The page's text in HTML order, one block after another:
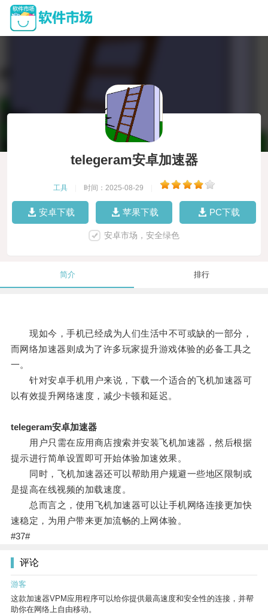
telegeram安卓加速器
工具 时间：2025-08-29
安卓下载 苹果下载 PC下载
安卓市场，安全绿色
简介 排行
现如今，手机已经成为人们生活中不可或缺的一部分，
而网络加速器则成为了许多玩家提升游戏体验的必备工具之
一。
针对安卓手机用户来说，下载一个适合的飞机加速器可
以有效提升网络速度，减少卡顿和延迟。
telegeram安卓加速器
用户只需在应用商店搜索并安装飞机加速器，然后根据
提示进行简单设置即可开始体验加速效果。
同时，飞机加速器还可以帮助用户规避一些地区限制或
是提高在线视频的加载速度。
总而言之，使用飞机加速器可以让手机网络连接更加快
速稳定，为用户带来更加流畅的上网体验。
#37#
评论
游客
这款加速器VPM应用程序可以给你提供最高速度和安全性的连接，并帮
助你在网络上自由移动。